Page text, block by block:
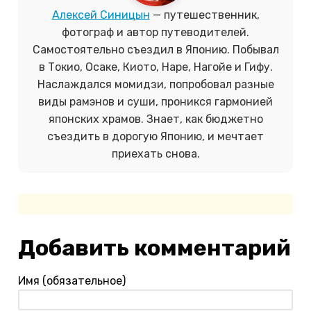
Алексей Синицын — путешественник,
фотограф и автор путеводителей.
Самостоятельно съездил в Японию. Побывал
в Токио, Осаке, Киото, Наре, Нагойе и Гифу.
Наслаждался момидзи, попробовал разные
виды рамэнов и суши, проникся гармонией
японских храмов. Знает, как бюджетно
съездить в дорогую Японию, и мечтает
приехать снова.
Добавить комментарий
Имя (обязательное)